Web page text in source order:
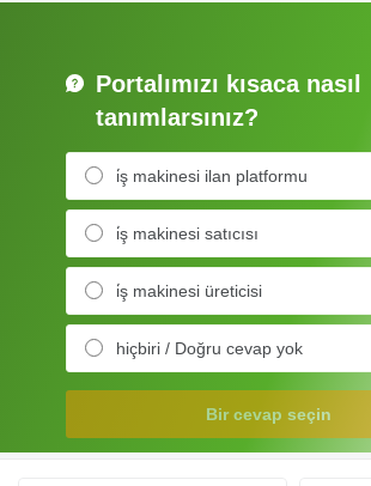
Portalımızı kısaca nasıl
tanımlarsınız?
i̇ş makinesi ilan platformu
i̇ş makinesi satıcısı
i̇ş makinesi üreticisi
hiçbiri / Doğru cevap yok
Bir cevap seçin